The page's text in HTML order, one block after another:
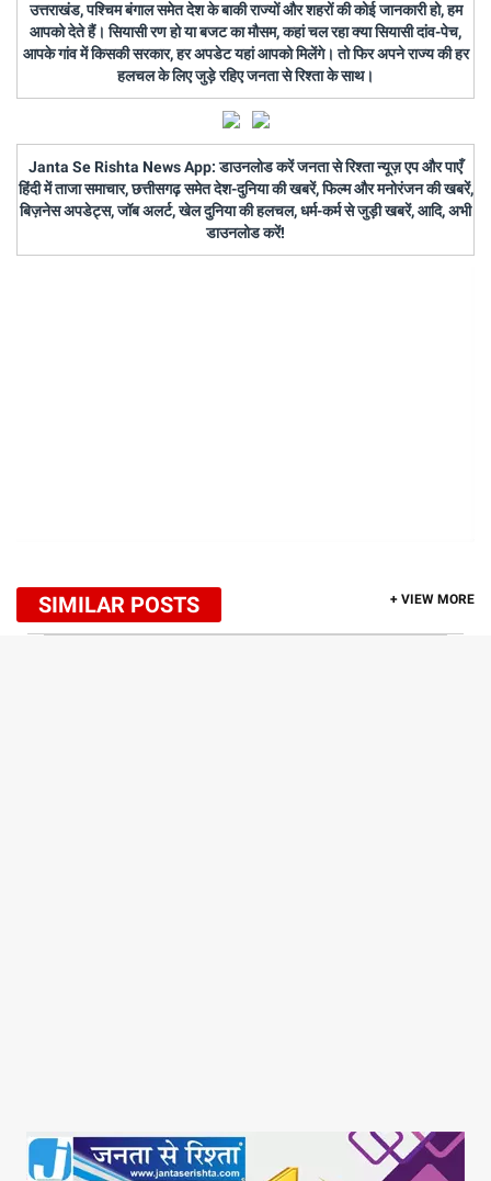
उत्तराखंड, पश्चिम बंगाल समेत देश के बाकी राज्यों और शहरों की कोई जानकारी हो, हम
आपको देते हैं। सियासी रण हो या बजट का मौसम, कहां चल रहा क्या सियासी दांव-पेच,
आपके गांव में किसकी सरकार, हर अपडेट यहां आपको मिलेंगे। तो फिर अपने राज्य की हर
हलचल के लिए जुड़े रहिए जनता से रिश्ता के साथ।
Janta Se Rishta News App: डाउनलोड करें जनता से रिश्ता न्यूज़ एप और पाएँ
हिंदी में ताजा समाचार, छत्तीसगढ़ समेत देश-दुनिया की खबरें, फिल्म और मनोरंजन की खबरें,
बिज़नेस अपडेट्स, जॉब अलर्ट, खेल दुनिया की हलचल, धर्म-कर्म से जुड़ी खबरें, आदि, अभी
डाउनलोड करें!
SIMILAR POSTS + VIEW MORE